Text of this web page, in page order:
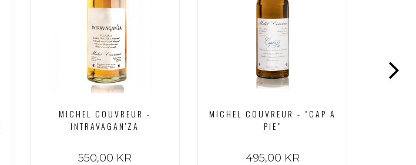
MICHEL COUVREUR -
INTRAVAGAN'ZA
550,00 KR
MICHEL COUVREUR - "CAP A
PIE"
495,00 KR